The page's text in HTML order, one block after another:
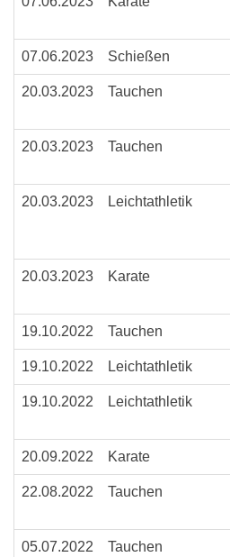
07.06.2023 Schießen
20.03.2023 Tauchen
20.03.2023 Tauchen
20.03.2023 Leichtathletik
20.03.2023 Karate
19.10.2022 Tauchen
19.10.2022 Leichtathletik
19.10.2022 Leichtathletik
20.09.2022 Karate
22.08.2022 Tauchen
05.07.2022 Tauchen